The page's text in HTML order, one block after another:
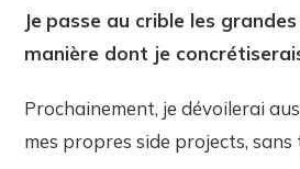
Je passe au crible les
manière dont je
Prochainement, je dévoilerai
mes propres side projects, sans